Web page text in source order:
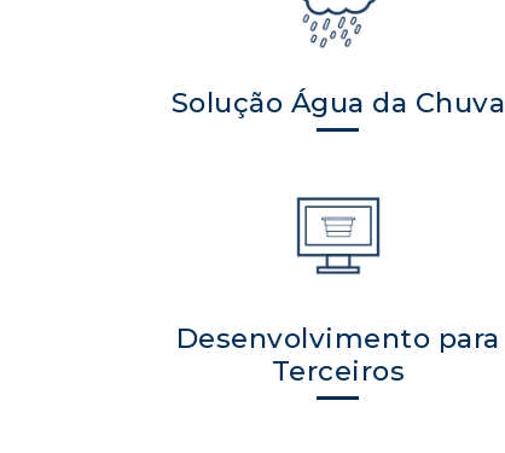
Solução Água da Chuva
Desenvolvimento para
Terceiros